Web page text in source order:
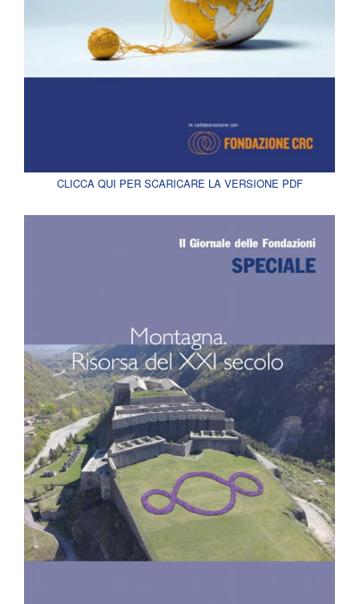
CLICCA QUI PER SCARICARE LA VERSIONE PDF